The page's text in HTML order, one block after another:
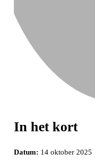
In het kort
Datum: 14 oktober 2025